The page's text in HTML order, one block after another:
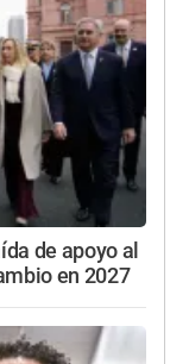
de apoyo al
en 2027